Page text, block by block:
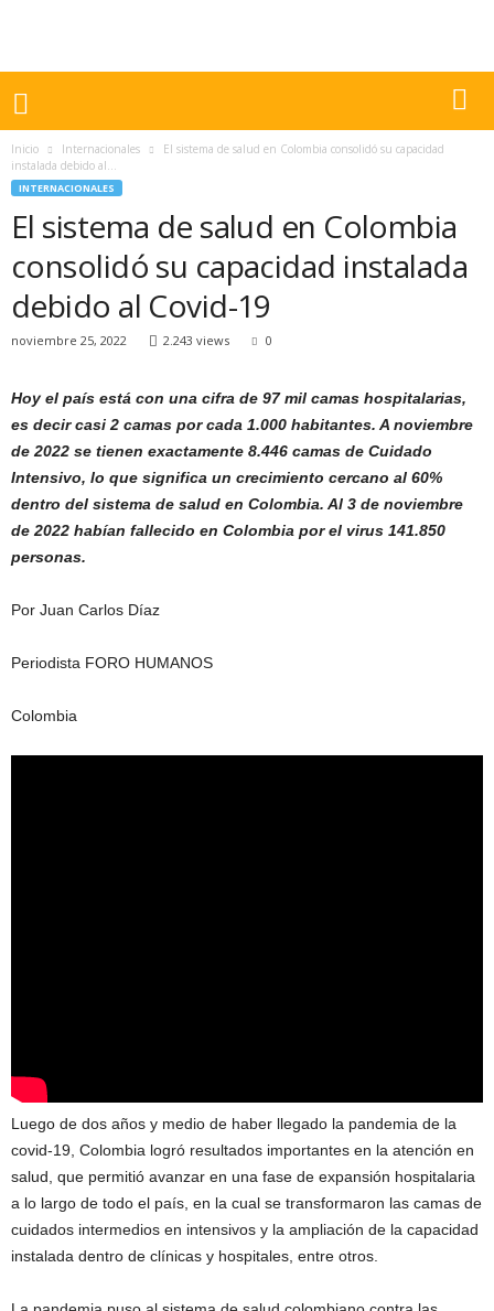
Inicio Internacionales
El sistema de salud en Colombia consolidó su capacidad
instalada debido al...
INTERNACIONALES
El sistema de salud en Colombia
consolidó su capacidad instalada
debido al Covid-19
noviembre 25, 2022 2.243 views 0
Hoy el país está con una cifra de 97 mil camas hospitalarias,
es decir casi 2 camas por cada 1.000 habitantes. A noviembre
de 2022 se tienen exactamente 8.446 camas de Cuidado
Intensivo, lo que significa un crecimiento cercano al 60%
dentro del sistema de salud en Colombia. Al 3 de noviembre
de 2022 habían fallecido en Colombia por el virus 141.850
personas.
Por Juan Carlos Díaz
Periodista FORO HUMANOS
Colombia
Luego de dos años y medio de haber llegado la pandemia de la
covid-19, Colombia logró resultados importantes en la atención en
salud, que permitió avanzar en una fase de expansión hospitalaria
a lo largo de todo el país, en la cual se transformaron las camas de
cuidados intermedios en intensivos y la ampliación de la capacidad
instalada dentro de clínicas y hospitales, entre otros.